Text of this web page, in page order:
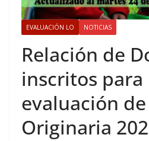
EVALUACIÓN LO NOTICIAS
Relación de
inscritos para
evaluación
Originaria